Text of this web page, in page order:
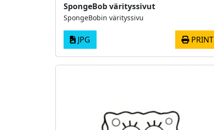
SpongeBob värityssivut
SpongeBobin värityssivu
JPG PRINT